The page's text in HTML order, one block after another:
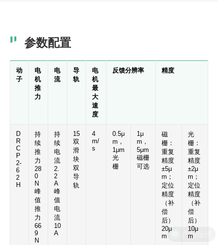
参数配置
动
子
电
机
推
力
电
流
导
轨
电
机
最
大
速
度
反馈分辨率 精度
D
R
C
P
2-
6
2
H
持
续
推
力
28
0
N
峰
值
推
力
66
9
N
持
续
电
流
2.
2
A
峰
值
电
流
10
A
15
双
滑
块
双
导
轨
4
m/
s
0.5μ
m，
1μm
光
栅
1μ
m，
5μm
磁栅
可选
磁
栅：
重复
精度
±5μ
m；
定位
精度
（补
偿
后）
20μ
m
光
栅：
重复
精度
±2μ
m；
定位
精度
（补
偿
后）
10μ
m
产品报价